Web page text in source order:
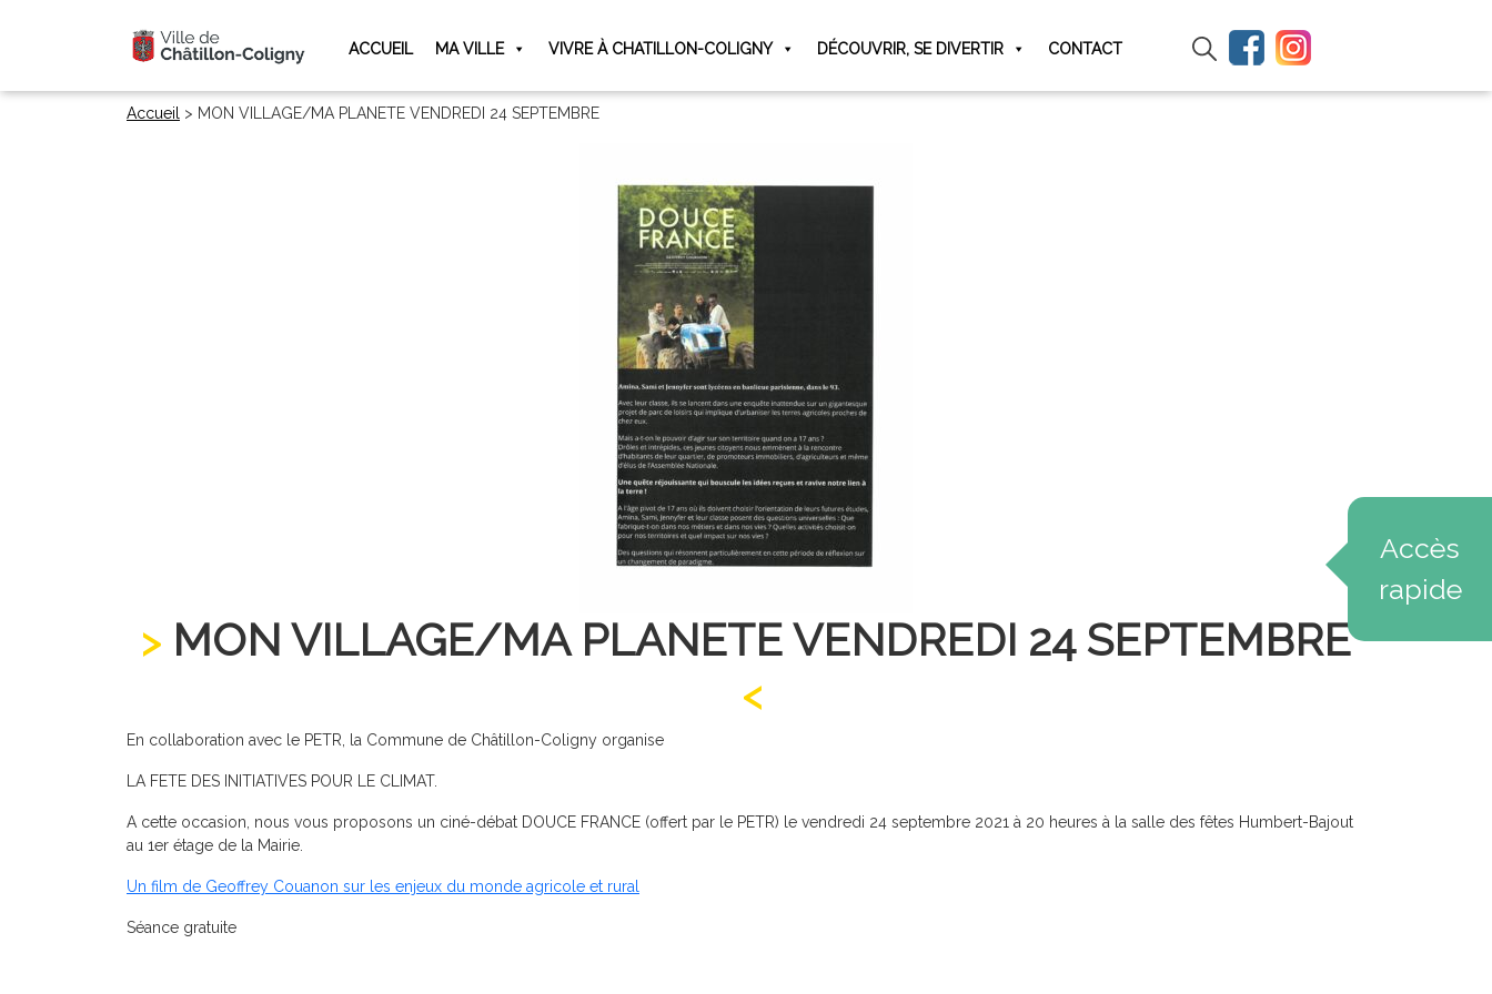
ACCUEIL MA VILLE VIVRE À CHATILLON-COLIGNY DÉCOUVRIR, SE DIVERTIR CONTACT
Accueil > MON VILLAGE/MA PLANETE VENDREDI 24 SEPTEMBRE
MON VILLAGE/MA PLANETE VENDREDI 24 SEPTEMBRE
En collaboration avec le PETR, la Commune de Châtillon-Coligny organise
LA FETE DES INITIATIVES POUR LE CLIMAT.
A cette occasion, nous vous proposons un ciné-débat DOUCE FRANCE (offert par le PETR) le vendredi 24 septembre 2021 à 20 heures à la salle des fêtes Humbert-Bajout
au 1er étage de la Mairie.
Un film de Geoffrey Couanon sur les enjeux du monde agricole et rural
Séance gratuite
Accès
rapide